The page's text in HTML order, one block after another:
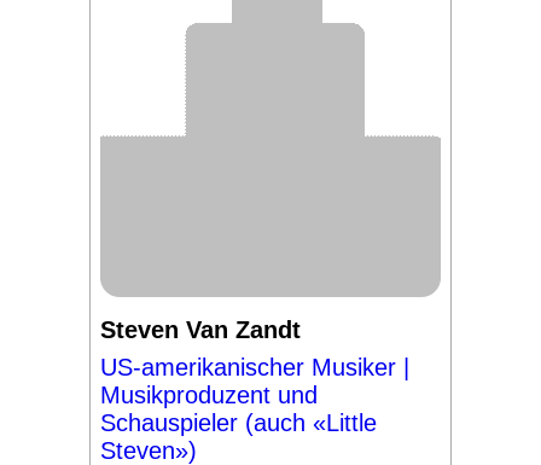
Steven Van Zandt
US-amerikanischer Musiker |
Musikproduzent und
Schauspieler (auch «Little
Steven»)